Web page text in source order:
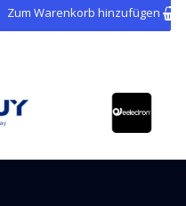
Zum Warenkorb hinzufügen